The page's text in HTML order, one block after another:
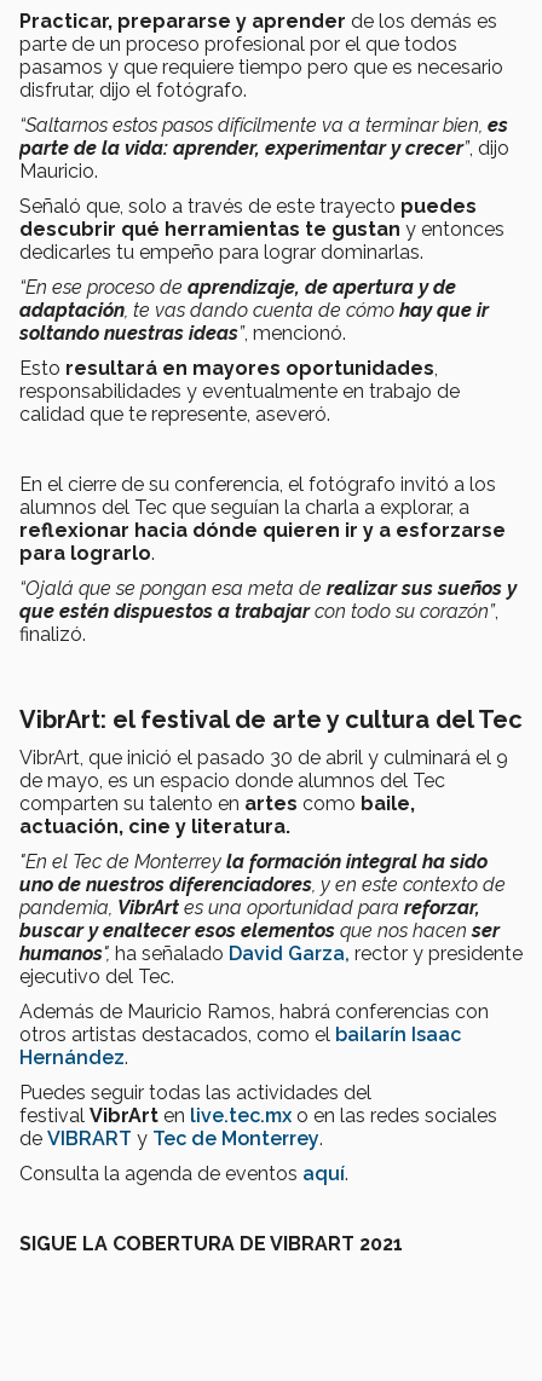
Practicar, prepararse y aprender de los demás es
parte de un proceso profesional por el que todos
pasamos y que requiere tiempo pero que es necesario
disfrutar, dijo el fotógrafo.
“Saltarnos estos pasos difícilmente va a terminar bien, es
parte de la vida: aprender, experimentar y crecer”, dijo
Mauricio.
Señaló que, solo a través de este trayecto puedes
descubrir qué herramientas te gustan y entonces
dedicarles tu empeño para lograr dominarlas.
“En ese proceso de aprendizaje, de apertura y de
adaptación, te vas dando cuenta de cómo hay que ir
soltando nuestras ideas”, mencionó.
Esto resultará en mayores oportunidades,
responsabilidades y eventualmente en trabajo de
calidad que te represente, aseveró.
En el cierre de su conferencia, el fotógrafo invitó a los
alumnos del Tec que seguían la charla a explorar, a
reflexionar hacia dónde quieren ir y a esforzarse
para lograrlo.
“Ojalá que se pongan esa meta de realizar sus sueños y
que estén dispuestos a trabajarcon todo su corazón”,
finalizó.
VibrArt: el festival de arte y cultura del Tec
VibrArt, que inició el pasado 30 de abril y culminará el 9
de mayo, es un espacio donde alumnos del Tec
comparten su talento en artes como baile,
actuación, cine y literatura.
"En el Tec de Monterrey la formación integral ha sido
uno de nuestros diferenciadores, y en este contexto de
pandemia, VibrArt es una oportunidad para reforzar,
buscar y enaltecer esos elementos que nos hacen ser
humanos", ha señalado David Garza, rector y presidente
ejecutivo del Tec.
Además de Mauricio Ramos, habrá conferencias con
otros artistas destacados, como el bailarín Isaac
Hernández.
Puedes seguir todas las actividades del
festival VibrArt en live.tec.mx o en las redes sociales
de VIBRART y Tec de Monterrey.
Consulta la agenda de eventos aquí.
SIGUE LA COBERTURA DE VIBRART 2021